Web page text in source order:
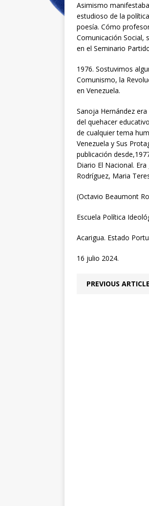
Asimismo
estudioso de la
poesía. Cómo
Comunicación Social,
en el Seminario
1976. Sostuvimos
Comunismo, la
en Venezuela.
Sanoja Hernández
del quehacer
de cualquier tema
Venezuela y Sus
publicación
Diario El Nacional.
Rodríguez, Maria
(Octavio Beaumont
Escuela Política
Acarigua. Estado
16 julio 2024.
PREVIOUS ARTICLE